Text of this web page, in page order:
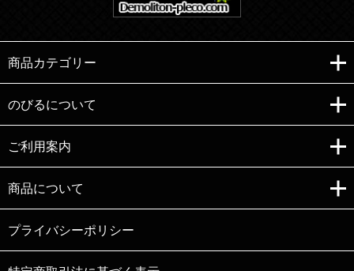
商品カテゴリー
のびるについて
ご利用案内
商品について
プライバシーポリシー
Copyright (C)e-nobiru All right reserved.